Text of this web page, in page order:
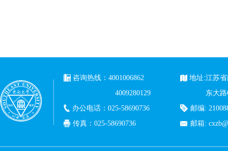
咨询热线：4001006862
4009280129
办公电话：025-58690736
传真：025-58690736
地址:江苏
东大
邮编:
邮箱: